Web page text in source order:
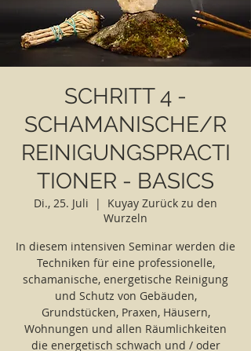
SCHRITT 4 -
SCHAMANISCHE/R
REINIGUNGSPRACTI
TIONER - BASICS
Di., 25. Juli
  |
Kuyay Zurück zu den
Wurzeln
In diesem intensiven Seminar werden die
Techniken für eine professionelle,
schamanische, energetische Reinigung
und Schutz von Gebäuden,
Grundstücken, Praxen, Häusern,
Wohnungen und allen Räumlichkeiten
die energetisch schwach und / oder